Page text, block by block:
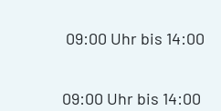
Uhr bis 14:00
Uhr bis 14:00